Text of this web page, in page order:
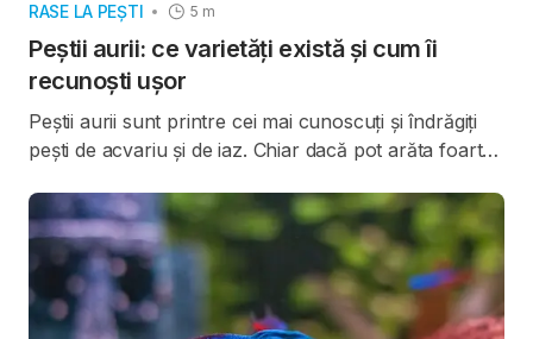
RASE LA PEȘTI 5 m
Peștii aurii: ce varietăți există și cum îi
recunoști ușor
Peștii aurii sunt printre cei mai cunoscuți și îndrăgiți
pești de acvariu și de iaz. Chiar dacă pot arăta foarte
aparțin aceleiași specii –
Carassius auratus.
Diferențele de aspect apar în principal la forma
corpului, coadă, înotătoare și ochi și sunt rezultatul
selecției realizate de oameni de-a lungul timpului.